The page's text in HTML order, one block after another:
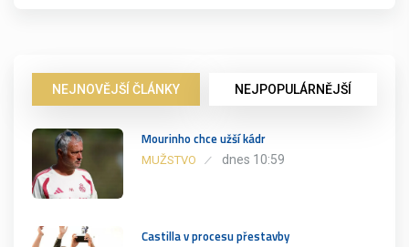
NEJNOVĚJŠÍ ČLÁNKY NEJPOPULÁRNĚJŠÍ
Mourinho chce užší kádr
MUŽSTVO dnes 10:59
Castilla v procesu přestavby